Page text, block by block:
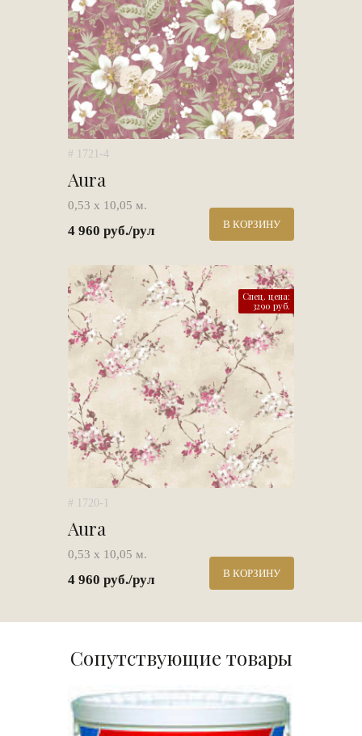
# 1721-4
Aura
0,53 х 10,05 м.
4 960 руб./рул В КОРЗИНУ
Спец. цена:
3290 руб.
# 1720-1
Aura
0,53 х 10,05 м.
4 960 руб./рул В КОРЗИНУ
Сопутствующие товары